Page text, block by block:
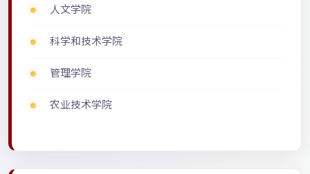
人文学院
科学和技术学院
管理学院
农业技术学院